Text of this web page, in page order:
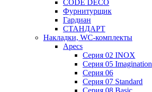
CODE DECO
Фурнитурщик
Гардиан
СТАНДАРТ
Накладки, WC-комплекты
Apecs
Cерия 02 INOX
Cерия 05 Imagination
Cерия 06
Cерия 07 Standard
Cерия 08 Basic